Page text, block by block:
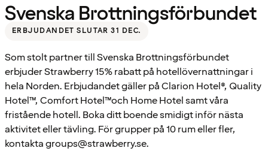
Svenska Brottningsförbundet
ERBJUDANDET SLUTAR 31 DEC.
Som stolt partner till Svenska Brottningsförbundet
erbjuder Strawberry 15% rabatt på hotellövernattningar i
hela Norden. Erbjudandet gäller på Clarion Hotel®, Quality
Hotel™, Comfort Hotel™och Home Hotel samt våra
fristående hotell. Boka ditt boende smidigt inför nästa
aktivitet eller tävling. För grupper på 10 rum eller fler,
kontakta groups@strawberry.se.